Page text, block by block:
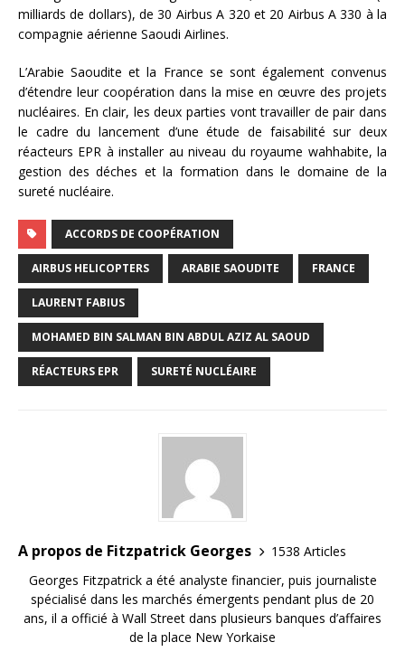
milliards de dollars), de 30 Airbus A 320 et 20 Airbus A 330 à la
compagnie aérienne Saoudi Airlines.
L’Arabie Saoudite et la France se sont également convenus
d’étendre leur coopération dans la mise en œuvre des projets
nucléaires. En clair, les deux parties vont travailler de pair dans
le cadre du lancement d’une étude de faisabilité sur deux
réacteurs EPR à installer au niveau du royaume wahhabite, la
gestion des déches et la formation dans le domaine de la
sureté nucléaire.
ACCORDS DE COOPÉRATION
AIRBUS HELICOPTERS ARABIE SAOUDITE FRANCE
LAURENT FABIUS
MOHAMED BIN SALMAN BIN ABDUL AZIZ AL SAOUD
RÉACTEURS EPR SURETÉ NUCLÉAIRE
A propos de Fitzpatrick Georges
1538 Articles
Georges Fitzpatrick a été analyste financier, puis journaliste
spécialisé dans les marchés émergents pendant plus de 20
ans, il a officié à Wall Street dans plusieurs banques d’affaires
de la place New Yorkaise